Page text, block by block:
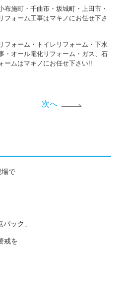
布施町・千曲市・坂城町・上田市・
フォーム工事はマキノにお任せ下さ
フォーム・トイレリフォーム・下水
・オール電化リフォーム・ガス、石
ームはマキノにお任せ下さい!!
次へ
で
ック」
戒を